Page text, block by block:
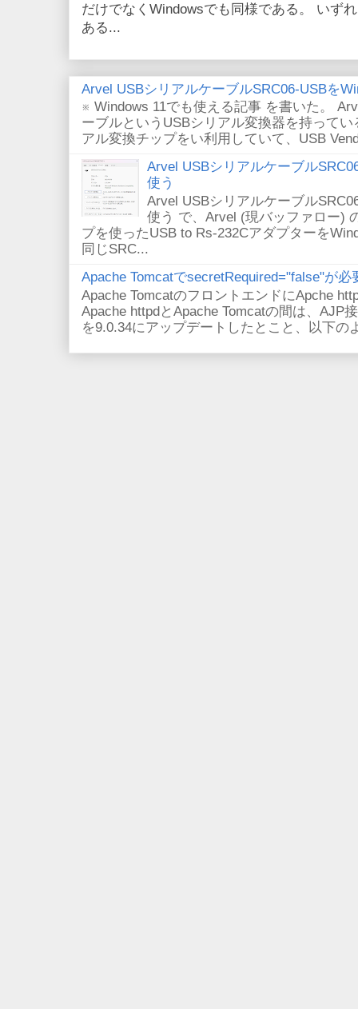
だけでなくWindowsでも同様である。 いず
ある...
Arvel USBシリアルケーブルSRC06-USBを
※ Windows 11でも使える記事 を書いた。
ーブルというUSBシリアル変換器を持って
アル変換チップをい利用していて、USB
Arvel USBシリアルケーブル
使う
Arvel USBシリアルケーブル
使う で、Arvel (現バッファロー)
プを使ったUSB to Rs-232Cアダプターを
同じSRC...
Apache TomcatでsecretRequired="false"が必
Apache TomcatのフロントエンドにApche
Apache httpdとApache Tomcatの間は、AJP
を9.0.34にアップデートしたとこと、以下の